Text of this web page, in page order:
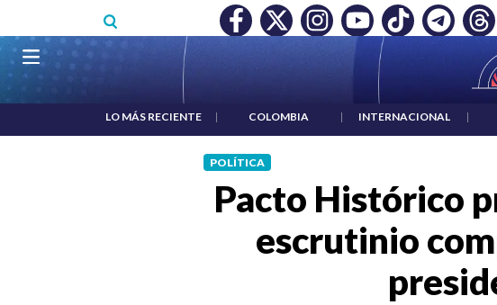
MÍNIMO NO DESTRUYÓ EMPLEO: JP MORGAN | "HABLAR NO ES UN
Navegación principal
LO MÁS RECIENTE | COLOMBIA | INTERNACIONAL |
POLÍTICA
Pacto Histórico
escrutinio